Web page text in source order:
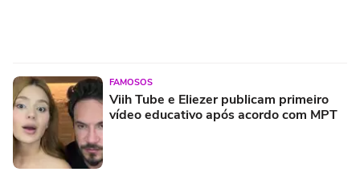
FAMOSOS
Viih Tube e Eliezer publicam primeiro
vídeo educativo após acordo com MPT